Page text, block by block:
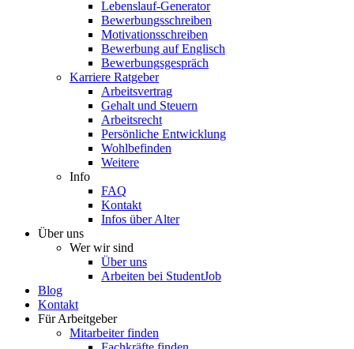
Lebenslauf-Generator
Bewerbungsschreiben
Motivationsschreiben
Bewerbung auf Englisch
Bewerbungsgespräch
Karriere Ratgeber
Arbeitsvertrag
Gehalt und Steuern
Arbeitsrecht
Persönliche Entwicklung
Wohlbefinden
Weitere
Info
FAQ
Kontakt
Infos über Alter
Über uns
Wer wir sind
Über uns
Arbeiten bei StudentJob
Blog
Kontakt
Für Arbeitgeber
Mitarbeiter finden